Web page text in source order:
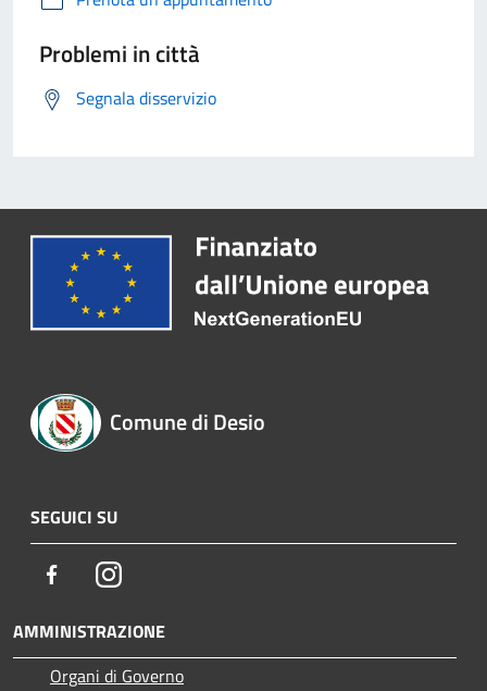
Problemi in città
Segnala disservizio
Comune di Desio
SEGUICI SU
FacebookInstagram
AMMINISTRAZIONE
Organi di Governo